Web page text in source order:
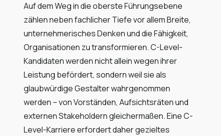
Auf dem Weg in die oberste Führungsebene
zählen neben fachlicher Tiefe vor allem Breite,
unternehmerisches Denken und die Fähigkeit,
Organisationen zu transformieren. C-Level-
Kandidaten werden nicht allein wegen ihrer
Leistung befördert, sondern weil sie als
glaubwürdige Gestalter wahrgenommen
werden – von Vorständen, Aufsichtsräten und
externen Stakeholdern gleichermaßen. Eine C-
Level-Karriere erfordert daher gezieltes